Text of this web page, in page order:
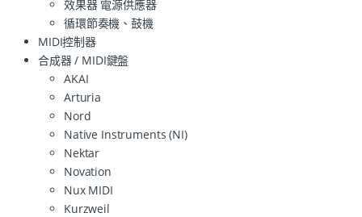
效果器 電源供應器
循環節奏機、鼓機
MIDI控制器
合成器 / MIDI鍵盤
AKAI
Arturia
Nord
Native Instruments (NI)
Nektar
Novation
Nux MIDI
Kurzweil